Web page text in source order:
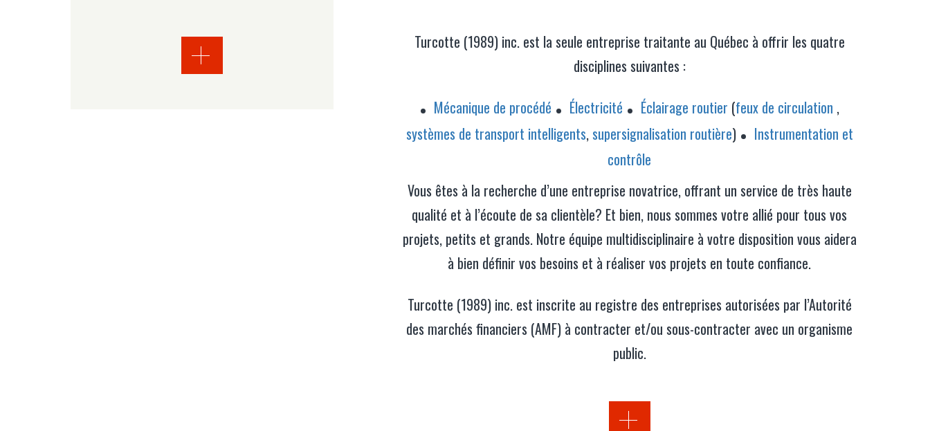
Turcotte (1989) inc. est la seule entreprise traitante au Québec à offrir les quatre
disciplines suivantes :
Mécanique de procédé
Électricité Éclairage routier (feux de circulation ,
systèmes de transport intelligents, supersignalisation routière)
Instrumentation et
contrôle
Vous êtes à la recherche d’une entreprise novatrice, offrant un service de très haute
qualité et à l’écoute de sa clientèle? Et bien, nous sommes votre allié pour tous vos
projets, petits et grands. Notre équipe multidisciplinaire à votre disposition vous aidera
à bien définir vos besoins et à réaliser vos projets en toute confiance.
Turcotte (1989) inc. est inscrite au registre des entreprises autorisées par l’Autorité
des marchés financiers (AMF) à contracter et/ou sous-contracter avec un organisme
public.